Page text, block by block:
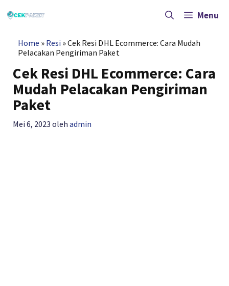
ke
Menu
Home » Resi »Cek Resi DHL Ecommerce: Cara Mudah
Pelacakan Pengiriman Paket
Cek Resi DHL Ecommerce: Cara
Mudah Pelacakan Pengiriman
Paket
Mei 6, 2023 olehadmin